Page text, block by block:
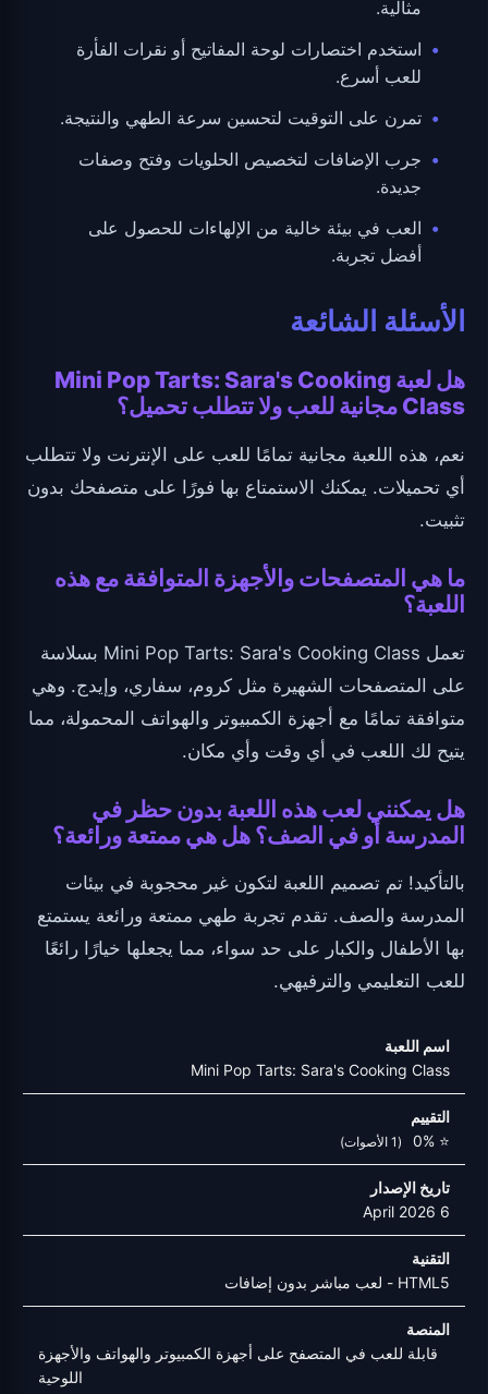
مثالية.
استخدم اختصارات لوحة المفاتيح أو نقرات الفأرة
للعب أسرع.
تمرن على التوقيت لتحسين سرعة الطهي والنتيجة.
جرب الإضافات لتخصيص الحلويات وفتح وصفات
جديدة.
العب في بيئة خالية من الإلهاءات للحصول على
أفضل تجربة.
الأسئلة الشائعة
هل لعبة Mini Pop Tarts: Sara's Cooking
Class مجانية للعب ولا تتطلب تحميل؟
نعم، هذه اللعبة مجانية تمامًا للعب على الإنترنت ولا تتطلب
أي تحميلات. يمكنك الاستمتاع بها فورًا على متصفحك بدون
تثبيت.
ما هي المتصفحات والأجهزة المتوافقة مع هذه
اللعبة؟
تعمل Mini Pop Tarts: Sara's Cooking Class بسلاسة
على المتصفحات الشهيرة مثل كروم، سفاري، وإيدج. وهي
متوافقة تمامًا مع أجهزة الكمبيوتر والهواتف المحمولة، مما
يتيح لك اللعب في أي وقت وأي مكان.
هل يمكنني لعب هذه اللعبة بدون حظر في
المدرسة أو في الصف؟ هل هي ممتعة ورائعة؟
بالتأكيد! تم تصميم اللعبة لتكون غير محجوبة في بيئات
المدرسة والصف. تقدم تجربة طهي ممتعة ورائعة يستمتع
بها الأطفال والكبار على حد سواء، مما يجعلها خيارًا رائعًا
للعب التعليمي والترفيهي.
اسم اللعبة
Mini Pop Tarts: Sara's Cooking Class
التقييم
⭐ 0%
(1 الأصوات)
تاريخ الإصدار
6 April 2026
التقنية
HTML5 - لعب مباشر بدون إضافات
المنصة
قابلة للعب في المتصفح على أجهزة الكمبيوتر والهواتف والأجهزة
اللوحية